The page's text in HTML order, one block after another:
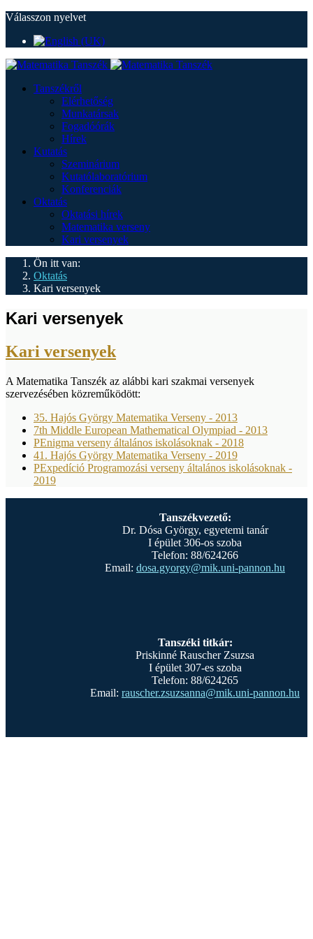
Válasszon nyelvet
Tanszékről
Elérhetőség
Munkatársak
Fogadóórák
Hírek
Kutatás
Szeminárium
Kutatólaboratórium
Konferenciák
Oktatás
Oktatási hírek
Matematika verseny
Kari versenyek
Ön itt van:
Oktatás
Kari versenyek
Kari versenyek
Kari versenyek
A Matematika Tanszék az alábbi kari szakmai versenyek
szervezésében közreműködött:
35. Hajós György Matematika Verseny - 2013
7th Middle European Mathematical Olympiad - 2013
PEnigma verseny általános iskolásoknak - 2018
41. Hajós György Matematika Verseny - 2019
PExpedíció Programozási verseny általános iskolásoknak -
2019
Tanszékvezető:
Dr. Dósa György, egyetemi tanár
I épület 306-os szoba
Telefon: 88/624266
Email: dosa.gyorgy@mik.uni-pannon.hu
Tanszéki titkár:
Priskinné Rauscher Zsuzsa
I épület 307-es szoba
Telefon: 88/624265
Email: rauscher.zsuzsanna@mik.uni-pannon.hu